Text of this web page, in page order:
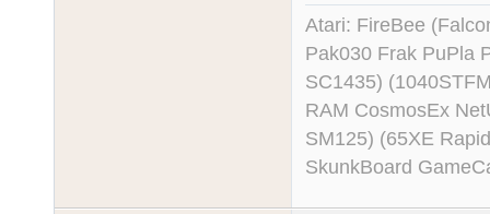
Atari: FireBee
Pak030 Frak PuPla
SC1435)
RAM CosmosEx
SM125) (65XE
SkunkBoard